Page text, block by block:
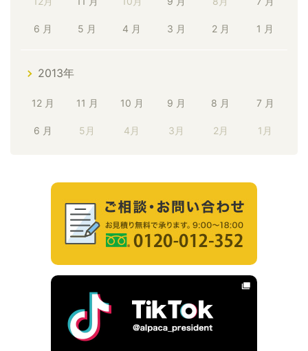
6 月 5 月 4 月 3 月 2 月 1 月
2013年
12 月 11 月 10 月 9 月 8 月 7 月
6 月 5月 4月 3月 2月 1月